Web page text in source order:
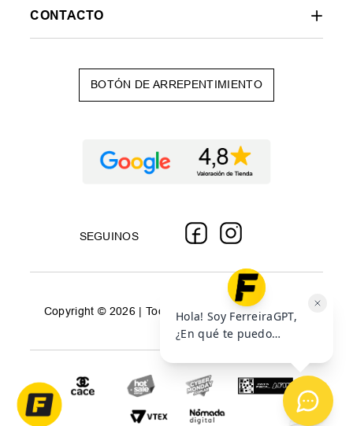
CONTACTO
BOTÓN DE ARREPENTIMIENTO
SEGUINOS
Copyright © 2026 | Todos los derechos reservados